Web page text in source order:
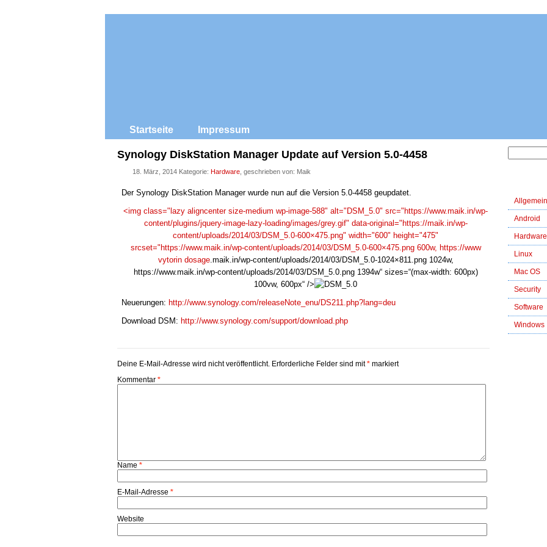
Startseite Impressum
Allgemein
Android
Hardware
Linux
Mac OS
Security
Software
Windows
Synology DiskStation Manager Update auf Version 5.0-4458
18. März, 2014 Kategorie: Hardware , geschrieben von: Maik
Der Synology DiskStation Manager wurde nun auf die Version 5.0-4458 geupdatet.
<img class="lazy aligncenter size-medium wp-image-588" alt="DSM_5.0" src="https://www.maik.in/wp-
content/plugins/jquery-image-lazy-loading/images/grey.gif" data-original="https://maik.in/wp-
content/uploads/2014/03/DSM_5.0-600×475.png" width="600" height="475"
srcset="https://www.maik.in/wp-content/uploads/2014/03/DSM_5.0-600×475.png 600w, https://www
vytorin dosage.maik.in/wp-content/uploads/2014/03/DSM_5.0-1024×811.png 1024w,
https://www.maik.in/wp-content/uploads/2014/03/DSM_5.0.png 1394w“ sizes=“(max-width: 600px)
100vw, 600px“ />
Neuerungen: http://www.synology.com/releaseNote_enu/DS211.php?lang=deu
Download DSM: http://www.synology.com/support/download.php
Deine E-Mail-Adresse wird nicht veröffentlicht. Erforderliche Felder sind mit* markiert
Kommentar *
Name *
E-Mail-Adresse *
Website